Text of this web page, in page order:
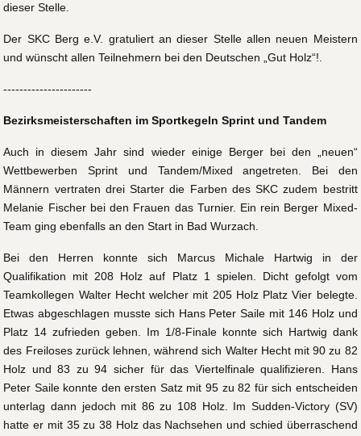
dieser Stelle.
Der SKC Berg e.V. gratuliert an dieser Stelle allen neuen Meistern
und wünscht allen Teilnehmern bei den Deutschen „Gut Holz“!.
----------------------
Bezirksmeisterschaften im Sportkegeln Sprint und Tandem
Auch in diesem Jahr sind wieder einige Berger bei den „neuen“
Wettbewerben Sprint und Tandem/Mixed angetreten. Bei den
Männern vertraten drei Starter die Farben des SKC zudem bestritt
Melanie Fischer bei den Frauen das Turnier. Ein rein Berger Mixed-
Team ging ebenfalls an den Start in Bad Wurzach.
Bei den Herren konnte sich Marcus Michale Hartwig in der
Qualifikation mit 208 Holz auf Platz 1 spielen. Dicht gefolgt vom
Teamkollegen Walter Hecht welcher mit 205 Holz Platz Vier belegte.
Etwas abgeschlagen musste sich Hans Peter Saile mit 146 Holz und
Platz 14 zufrieden geben. Im 1/8-Finale konnte sich Hartwig dank
des Freiloses zurück lehnen, während sich Walter Hecht mit 90 zu 82
Holz und 83 zu 94 sicher für das Viertelfinale qualifizieren. Hans
Peter Saile konnte den ersten Satz mit 95 zu 82 für sich entscheiden
unterlag dann jedoch mit 86 zu 108 Holz. Im Sudden-Victory (SV)
hatte er mit 35 zu 38 Holz das Nachsehen und schied überraschend